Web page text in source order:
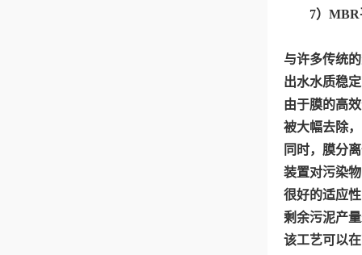
7） MBR
与许多传统
出水水质稳定
由于膜的高
被大幅去除
同时，膜分
装置对污染
很好的适应
剩余污泥产
该工艺可以